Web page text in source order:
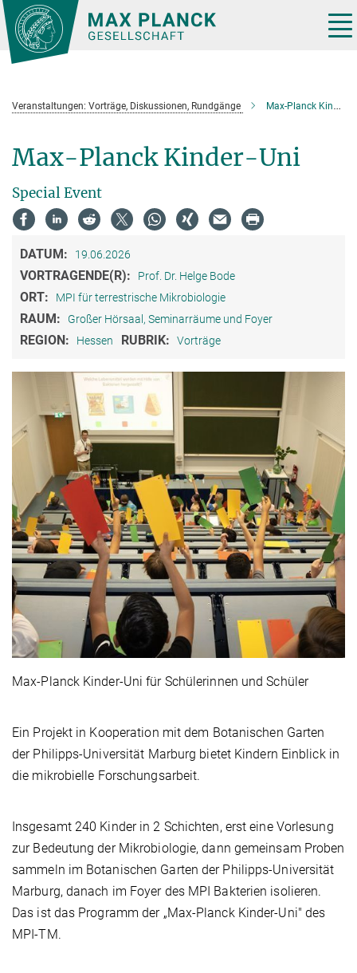
Hauptinhalt
Veranstaltungen: Vorträge, Diskussionen, Rundgänge Max-Planck Kinder-Uni
Max-Planck Kinder-Uni
Special Event
DATUM: 19.06.2026
VORTRAGENDE(R): Prof. Dr. Helge Bode
ORT: MPI für terrestrische Mikrobiologie
RAUM: Großer Hörsaal, Seminarräume und Foyer
REGION: Hessen RUBRIK: Vorträge
Max-Planck Kinder-Uni für Schülerinnen und Schüler
Ein Projekt in Kooperation mit dem Botanischen Garten
der Philipps-Universität Marburg bietet Kindern Einblick in
die mikrobielle Forschungsarbeit.
Insgesamt 240 Kinder in 2 Schichten, erst eine Vorlesung
zur Bedeutung der Mikrobiologie, dann gemeinsam Proben
sammeln im Botanischen Garten der Philipps-Universität
Marburg, danach im Foyer des MPI Bakterien isolieren.
Das ist das Programm der „Max-Planck Kinder-Uni" des
MPI-TM.